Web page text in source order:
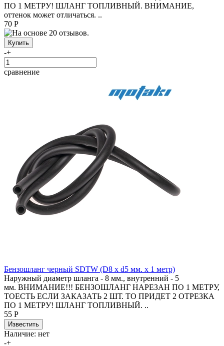
ПО 1 МЕТРУ! ШЛАНГ ТОПЛИВНЫЙ. ВНИМАНИЕ,
оттенок может отличаться. ..
70 Р
-+
сравнение
Бензошланг черный SDTW (D8 x d5 мм. x 1 метр)
Наружный диаметр шланга - 8 мм., внутренний - 5
мм. ВНИМАНИЕ!!! БЕНЗОШЛАНГ НАРЕЗАН ПО 1 МЕТРУ,
ТОЕСТЬ ЕСЛИ ЗАКАЗАТЬ 2 ШТ. ТО ПРИДЕТ 2 ОТРЕЗКА
ПО 1 МЕТРУ! ШЛАНГ ТОПЛИВНЫЙ. ..
55 Р
Наличие: нет
-+